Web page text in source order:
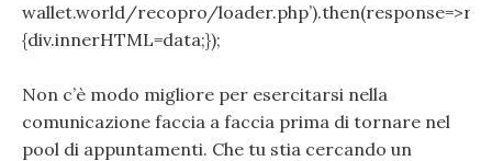
wallet.world/recopro/
{div.innerHTML=data;});
Non c’è modo migliore per esercitarsi nella
comunicazione faccia a faccia prima di tornare nel
pool di appuntamenti. Che tu stia cercando un